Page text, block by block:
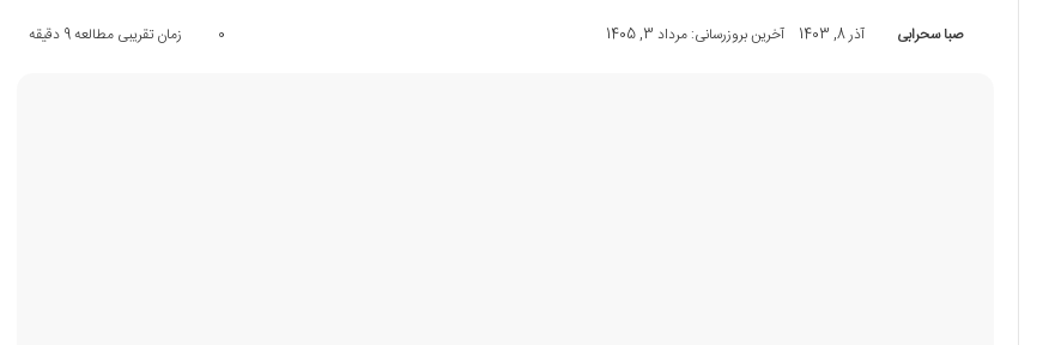
صبا سحرابی آذر 8, 1403 آخرین بروزرسانی: مرداد 3, 1405 0 زمان تقریبی مطالعه 9 دقیقه